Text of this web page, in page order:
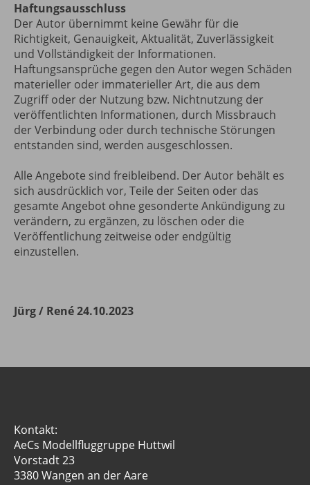
Haftungsausschluss
Der Autor übernimmt keine Gewähr für die
Richtigkeit, Genauigkeit, Aktualität, Zuverlässigkeit
und Vollständigkeit der Informationen.
Haftungsansprüche gegen den Autor wegen Schäden
materieller oder immaterieller Art, die aus dem
Zugriff oder der Nutzung bzw. Nichtnutzung der
veröffentlichten Informationen, durch Missbrauch
der Verbindung oder durch technische Störungen
entstanden sind, werden ausgeschlossen.
Alle Angebote sind freibleibend. Der Autor behält es
sich ausdrücklich vor, Teile der Seiten oder das
gesamte Angebot ohne gesonderte Ankündigung zu
verändern, zu ergänzen, zu löschen oder die
Veröffentlichung zeitweise oder endgültig
einzustellen.
Jürg / René 24.10.2023
Kontakt:
AeCs Modellfluggruppe Huttwil
Vorstadt 23
3380 Wangen an der Aare